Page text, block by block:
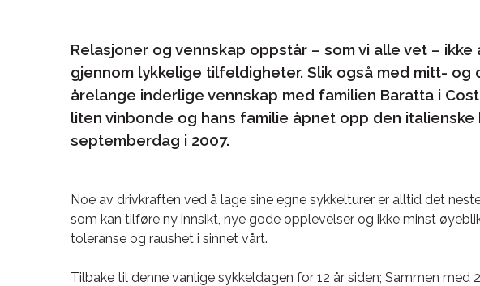
Relasjoner og vennskap oppstår – som vi alle vet –
gjennom lykkelige tilfeldigheter. Slik også med mitt- og
årelange inderlige vennskap med familien Baratta i
liten vinbonde og hans familie åpnet opp den
septemberdag i 2007.
Noe av drivkraften ved å lage sine egne sykkelturer er alltid det
som kan tilføre ny innsikt, nye gode opplevelser og ikke minst
toleranse og raushet i sinnet vårt.
Tilbake til denne vanlige sykkeldagen for 12 år siden; Sammen med